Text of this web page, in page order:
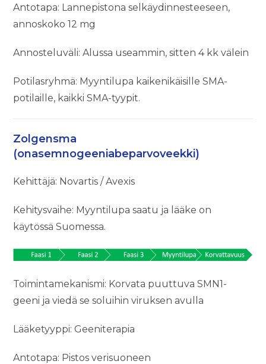
Antotapa: Lannepistona selkäydinnesteeseen,
annoskoko 12 mg
Annosteluväli: Alussa useammin, sitten 4 kk välein
Potilasryhmä: Myyntilupa kaikenikäisille SMA-
potilaille, kaikki SMA-tyypit.
Zolgensma
(onasemnogeeniabeparvoveekki)
Kehittäjä: Novartis / Avexis
Kehitysvaihe: Myyntilupa saatu ja lääke on
käytössä Suomessa.
Toimintamekanismi: Korvata puuttuva SMN1-
geeni ja viedä se soluihin viruksen avulla
Lääketyyppi: Geeniterapia
Antotapa: Pistos verisuoneen